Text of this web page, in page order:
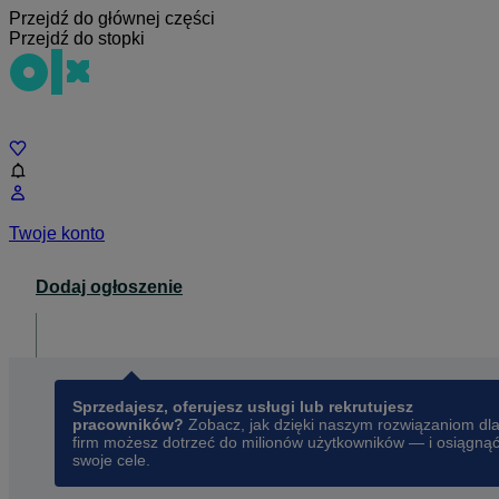
Przejdź do głównej części
Przejdź do stopki
Twoje konto
Dodaj ogłoszenie
Sprzedajesz, oferujesz usługi lub rekrutujesz
pracowników? Zobacz, jak dzięki naszym rozwiązaniom dla
firm możesz dotrzeć do milionów użytkowników — i osiągnąć
swoje cele.